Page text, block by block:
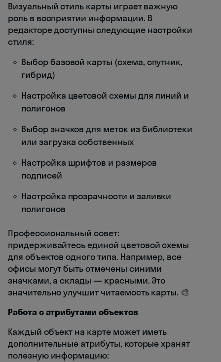
Визуальный стиль карты играет важную
роль в восприятии информации. В
редакторе доступны следующие настройки
стиля:
Выбор базовой карты (схема, спутник,
гибрид)
Настройка цветовой схемы для линий и
полигонов
Выбор значков для меток из библиотеки
или загрузка собственных
Настройка шрифтов и размеров
подписей
Настройка прозрачности и заливки
полигонов
Профессиональный совет:
придерживайтесь единой цветовой схемы
для объектов одного типа. Например, все
офисы могут быть отмечены синими
значками, а склады — красными. Это
значительно улучшит читаемость карты. 🎨
Работа с атрибутами объектов
Каждый объект на карте может иметь
дополнительные атрибуты, которые хранят
полезную информацию: